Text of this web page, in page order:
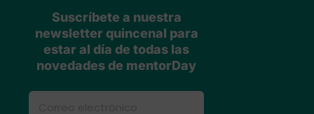
Suscríbete a nuestra
newsletter quincenal para
estar al día de todas las
novedades de mentorDay